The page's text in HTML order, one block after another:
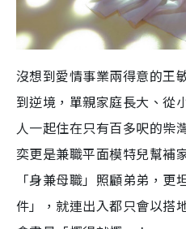
沒想到愛情事業兩得意的王
到逆境，單親家庭長大、從
人一起住在只有百多呎的柴
奕更是兼職平面模特兒幫補
「身兼母職」照顧弟弟，
件」，就連出入都只會以搭